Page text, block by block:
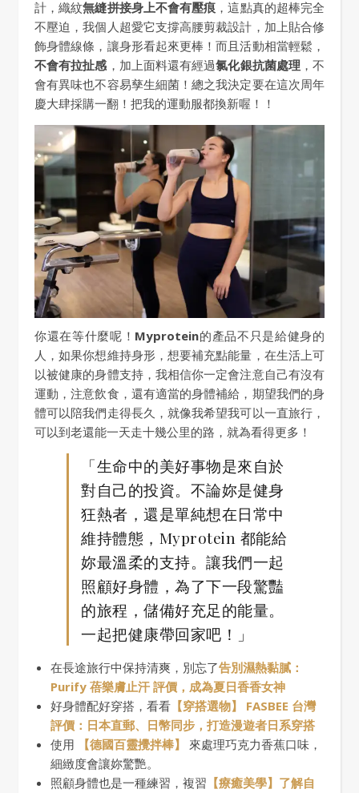
計，織紋無縫拼接身上不會有壓痕 ，這點真的超棒完全
不壓迫，我個人超愛它支撐高腰剪裁設計，加上貼合修
飾身體線條，讓身形看起來更棒！而且活動相當輕鬆，
不會有拉扯感 ，加上面料還有經過氯化銀抗菌處理 ，不
會有異味也不容易孳生細菌！總之我決定要在這次周年
慶大肆採購一翻！把我的運動服都換新喔！！
你還在等什麼呢！ Myprotein的產品不只是給健身的
人，如果你想維持身形，想要補充點能量，在生活上可
以被健康的身體支持，我相信你一定會注意自己有沒有
運動，注意飲食，還有適當的身體補給，期望我們的身
體可以陪我們走得長久，就像我希望我可以一直旅行，
可以到老還能一天走十幾公里的路，就為看得更多！
「生命中的美好事物是來自於
對自己的投資。不論妳是健身
狂熱者，還是單純想在日常中
維持體態，Myprotein 都能給
妳最溫柔的支持。讓我們一起
照顧好身體，為了下一段驚豔
的旅程，儲備好充足的能量。
一起把健康帶回家吧！」
在長途旅行中保持清爽，別忘了告別濕熱黏膩：
Purify 蓓樂膚止汗 評價，成為夏日香香女神
好身體配好穿搭，看看 【穿搭選物】 FASBEE 台灣
評價：日本直郵、日幣同步，打造漫遊者日系穿搭
使用
【德國百靈攪拌棒】
來處理巧克力香蕉口味，
細緻度會讓妳驚艷。
照顧身體也是一種練習，複習 【療癒美學】了解自